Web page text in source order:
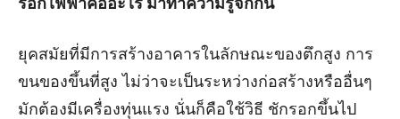
ยุคสมัยที่มีการสร้างอาคารในลักษณะของตึกสูง การ
ขนของขึ้นที่สูง ไม่ว่าจะเป็นระหว่างก่อสร้างหรืออื่นๆ
มักต้องมีเครื่องทุ่นแรง นั่นก็คือใช้วิธี ชักรอกขึ้นไป